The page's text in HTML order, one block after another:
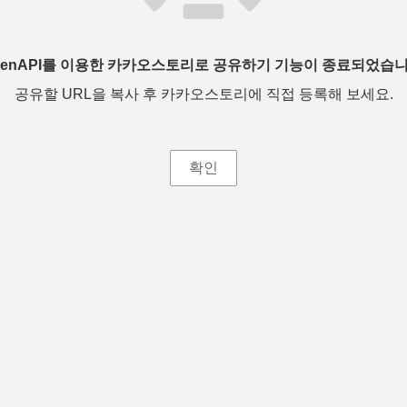
를 이용한 카카오스토리로 공유하기 기능이 종료되었습
공유할 URL을 복사 후 카카오스토리에 직접 등록해 보세요.
확인